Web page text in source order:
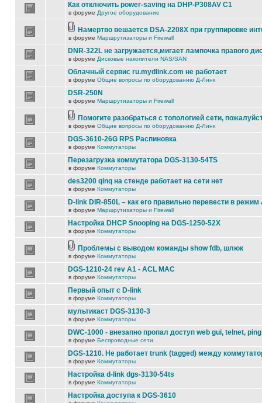
Как отключить power-saving на DHP-P308AV C1
в форуме Другое оборудование
Намертво вешается DSA-2208X при группировке
в форуме Маршрутизаторы и Firewall
DNR-322L не загружается,мигает лампочка правого
в форуме Дисковые накопители NAS/SAN
Облачный сервис ru.mydlink.com не работает
в форуме Общие вопросы по оборудованию Д-Линк
DSR-250N
в форуме Маршрутизаторы и Firewall
Помогите разобраться с топологией сети,
в форуме Общие вопросы по оборудованию Д-Линк
DGS-3610-26G RPS Распиновка
в форуме Коммутаторы
Перезагрузка коммутатора DGS-3130-54TS
в форуме Коммутаторы
des3200 qinq на стенде работает на сети нет
в форуме Коммутаторы
D-link DIR-850L – как его правильно перевести в режим
в форуме Маршрутизаторы и Firewall
Настройка DHCP Snooping на DGS-1250-52X
в форуме Коммутаторы
Проблемы с выводом команды show fdb, шлюк
в форуме Коммутаторы
DGS-1210-24 rev A1 - ACL MAC
в форуме Коммутаторы
Первый опыт с D-link
в форуме Коммутаторы
мультикаст DGS-3130-3
в форуме Коммутаторы
DWC-1000 - внезапно пропал доступ web gui, telnet, ping
в форуме Беспроводные сети
DGS-1210. Не работает trunk (tagged) между
в форуме Коммутаторы
Настройка d-link dgs-3130-54ts
в форуме Коммутаторы
Настройка доступа к DGS-3610